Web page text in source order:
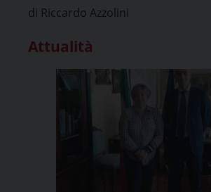
di Riccardo Azzolini
Attualità